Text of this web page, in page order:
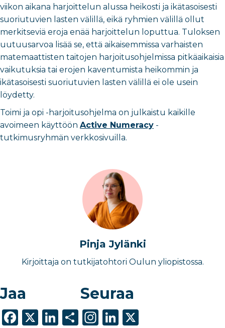
viikon aikana harjoittelun alussa heikosti ja ikätasoisesti
suoriutuvien lasten välillä, eikä ryhmien välillä ollut
merkitseviä eroja enää harjoittelun loputtua. Tuloksen
uutuusarvoa lisää se, että aikaisemmissa varhaisten
matemaattisten taitojen harjoitusohjelmissa pitkäaikaisia
vaikutuksia tai erojen kaventumista heikommin ja
ikätasoisesti suoriutuvien lasten välillä ei ole usein
löydetty.
Toimi ja opi -harjoitusohjelma on julkaistu kaikille
avoimeen käyttöön Active Numeracy -
tutkimusryhmän verkkosivuilla.
Pinja Jylänki
Kirjoittaja on tutkijatohtori Oulun yliopistossa.
Jaa
F
X
Li S
Seuraa
In Li